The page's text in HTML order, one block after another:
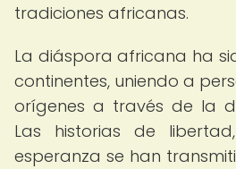
tradiciones africanas.
La diáspora africana ha
continentes, uniendo a
orígenes a través de la
Las historias de
esperanza se han